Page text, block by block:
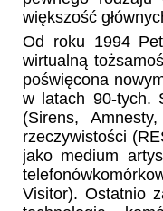
większość
Od roku 1994
wirtualną
poświęcona
w latach 90-tych.
(Sirens,
rzeczywistości
jako medium
Visitor). Ostatnio